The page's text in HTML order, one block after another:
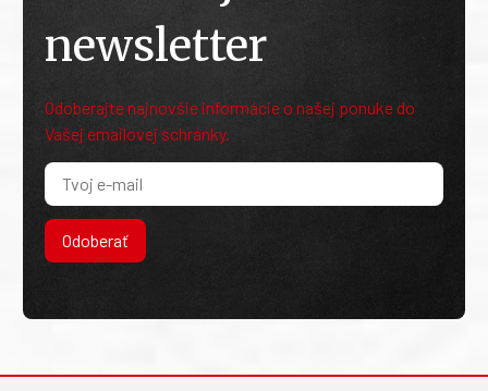
newsletter
Odoberajte najnovšie informácie o našej ponuke do
Vašej emailovej schránky.
Odoberať